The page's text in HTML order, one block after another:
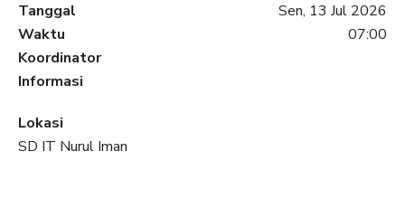
Tanggal
Sen, 13 Jul 2026
Waktu
07:00
Koordinator
Informasi
Lokasi
SD IT Nurul Iman